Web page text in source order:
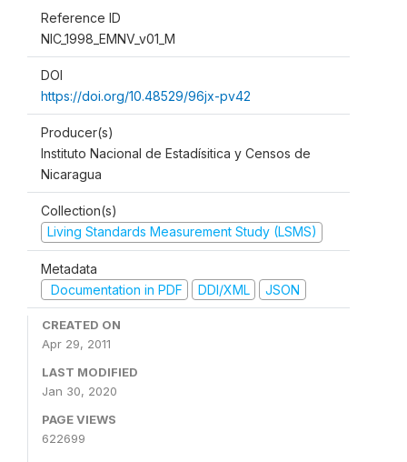
Reference ID
NIC_1998_EMNV_v01_M
DOI
https://doi.org/10.48529/96jx-pv42
Producer(s)
Instituto Nacional de Estadísitica y Censos de
Nicaragua
Collection(s)
Living Standards Measurement Study (LSMS)
Metadata
Documentation in PDF
DDI/XML JSON
CREATED ON
Apr 29, 2011
LAST MODIFIED
Jan 30, 2020
PAGE VIEWS
622699